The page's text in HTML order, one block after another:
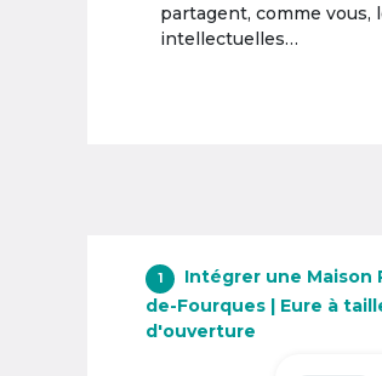
partagent, comme vous,
intellectuelles…
1
Intégrer une Maison
de-Fourques | Eure à
d'ouverture